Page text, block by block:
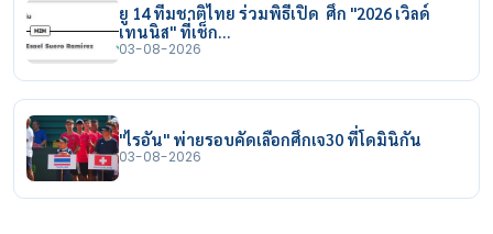
ยู 14 ทีมชาติไทย ร่วมพิธีเปิด ศึก "2026 เวิลด์
เทนนิส" ที่เช็ก…
03-08-2026
"ไรอัน" พ่ายรอบคัดเลือกศึกเจ30 ที่โดมินิกัน
03-08-2026